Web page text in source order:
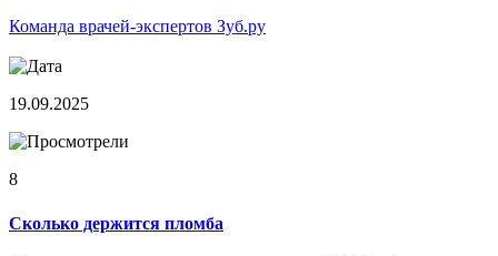
Команда врачей-экспертов Зуб.ру
19.09.2025
8
Сколько держится пломба